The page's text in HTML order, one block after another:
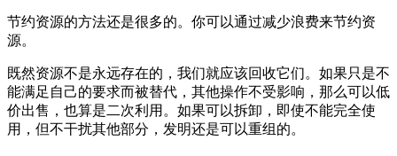
节约资源的方法还是很多的。你可以通过减少浪费来节约资
源。
既然资源不是永远存在的，我们就应该回收它们。如果只是不
能满足自己的要求而被替代，其他操作不受影响，那么可以低
价出售，也算是二次利用。如果可以拆卸，即使不能完全使
用，但不干扰其他部分，发明还是可以重组的。